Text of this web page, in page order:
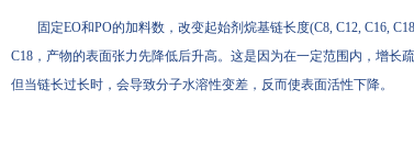
固定EO和PO的加料数，改变起始剂烷基链长度(C8, C12, C16,
C18，产物的表面张力先降低后升高。这是因为在一定范围内，增长
但当链长过长时，会导致分子水溶性变差，反而使表面活性下降。